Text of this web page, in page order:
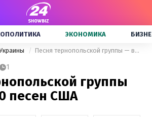
ЭКОНОМИКА
Песня тернопольской группы — в ТОП-20 песен США
1
группы
песен США